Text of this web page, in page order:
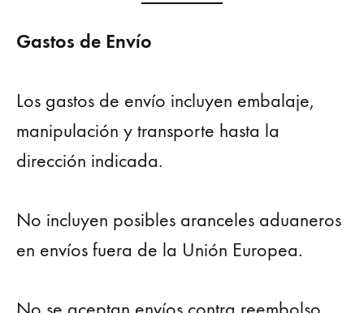
Gastos de Envío
Los gastos de envío incluyen embalaje,
manipulación y transporte hasta la
dirección indicada.
No incluyen posibles aranceles aduaneros
en envíos fuera de la Unión Europea.